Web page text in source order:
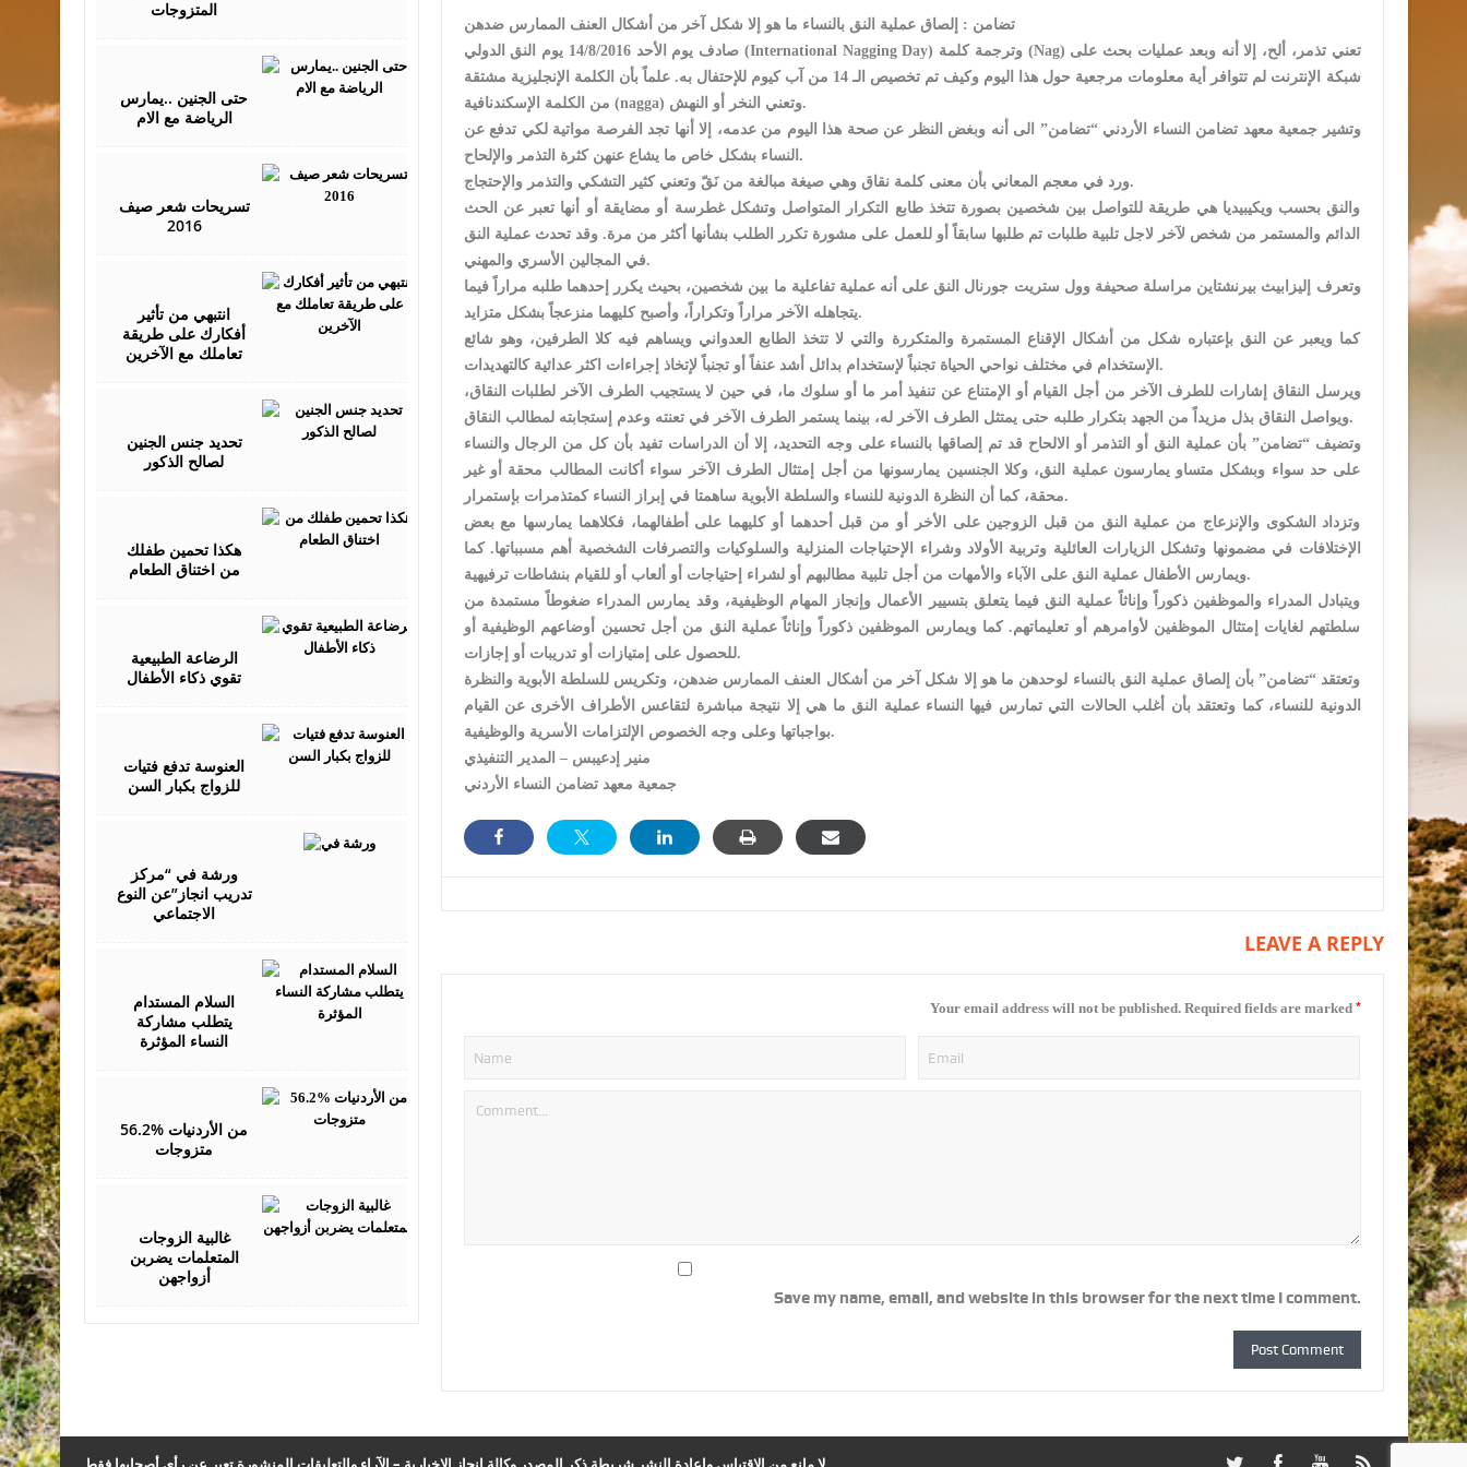
تضامن : إلصاق عملية النق بالنساء ما هو إلا شكل آخر من أشكال العنف الممارس ضدهن
صادف يوم الأحد 14/8/2016 يوم النق الدولي (International Nagging Day) وترجمة كلمة (Nag) تعني تذمر، ألح، إلا أنه وبعد عمليات بحث على
شبكة الإنترنت لم تتوافر أية معلومات مرجعية حول هذا اليوم وكيف تم تخصيص الـ 14 من آب كيوم للإحتفال به. علماً بأن الكلمة الإنجليزية مشتقة
من الكلمة الإسكندنافية (nagga) وتعني النخر أو النهش.
وتشير جمعية معهد تضامن النساء الأردني “تضامن” الى أنه وبغض النظر عن صحة هذا اليوم من عدمه، إلا أنها تجد الفرصة مواتية لكي تدفع عن
النساء بشكل خاص ما يشاع عنهن كثرة التذمر والإلحاح.
ورد في معجم المعاني بأن معنى كلمة نقاق وهي صيغة مبالغة من نَقّ وتعني كثير التشكي والتذمر والإحتجاج.
والنق بحسب ويكيبيديا هي طريقة للتواصل بين شخصين بصورة تتخذ طابع التكرار المتواصل وتشكل غطرسة أو مضايقة أو أنها تعبر عن الحث
الدائم والمستمر من شخص لآخر لاجل تلبية طلبات تم طلبها سابقاً أو للعمل على مشورة تكرر الطلب بشأنها أكثر من مرة. وقد تحدث عملية النق
في المجالين الأسري والمهني.
وتعرف إليزابيث بيرنشتاين مراسلة صحيفة وول ستريت جورنال النق على أنه عملية تفاعلية ما بين شخصين، بحيث يكرر إحدهما طلبه مراراً فيما
يتجاهله الآخر مراراً وتكراراً، وأصبح كليهما منزعجاً بشكل متزايد.
كما ويعبر عن النق بإعتباره شكل من أشكال الإقناع المستمرة والمتكررة والتي لا تتخذ الطابع العدواني ويساهم فيه كلا الطرفين، وهو شائع
الإستخدام في مختلف نواحي الحياة تجنباً لإستخدام بدائل أشد عنفاً أو تجنباً لإتخاذ إجراءات اكثر عدائية كالتهديدات.
ويرسل النقاق إشارات للطرف الآخر من أجل القيام أو الإمتناع عن تنفيذ أمر ما أو سلوك ما، في حين لا يستجيب الطرف الآخر لطلبات النقاق،
ويواصل النقاق بذل مزيداً من الجهد بتكرار طلبه حتى يمتثل الطرف الآخر له، بينما يستمر الطرف الآخر في تعنته وعدم إستجابته لمطالب النقاق.
وتضيف “تضامن” بأن عملية النق أو التذمر أو الالحاح قد تم إلصاقها بالنساء على وجه التحديد، إلا أن الدراسات تفيد بأن كل من الرجال والنساء
على حد سواء وبشكل متساو يمارسون عملية النق، وكلا الجنسين يمارسونها من أجل إمتثال الطرف الآخر سواء أكانت المطالب محقة أو غير
محقة، كما أن النظرة الدونية للنساء والسلطة الأبوية ساهمتا في إبراز النساء كمتذمرات بإستمرار.
وتزداد الشكوى والإنزعاج من عملية النق من قبل الزوجين على الأخر أو من قبل أحدهما أو كليهما على أطفالهما، فكلاهما يمارسها مع بعض
الإختلافات في مضمونها وتشكل الزيارات العائلية وتربية الأولاد وشراء الإحتياجات المنزلية والسلوكيات والتصرفات الشخصية أهم مسبباتها. كما
ويمارس الأطفال عملية النق على الآباء والأمهات من أجل تلبية مطالبهم أو لشراء إحتياجات أو ألعاب أو للقيام بنشاطات ترفيهية.
ويتبادل المدراء والموظفين ذكوراً وإناثاً عملية النق فيما يتعلق بتسيير الأعمال وإنجاز المهام الوظيفية، وقد يمارس المدراء ضغوطاً مستمدة من
سلطتهم لغايات إمتثال الموظفين لأوامرهم أو تعليماتهم. كما ويمارس الموظفين ذكوراً وإناثاً عملية النق من أجل تحسين أوضاعهم الوظيفية أو
للحصول على إمتيازات أو تدريبات أو إجازات.
وتعتقد “تضامن” بأن إلصاق عملية النق بالنساء لوحدهن ما هو إلا شكل آخر من أشكال العنف الممارس ضدهن، وتكريس للسلطة الأبوية والنظرة
الدونية للنساء، كما وتعتقد بأن أغلب الحالات التي تمارس فيها النساء عملية النق ما هي إلا نتيجة مباشرة لتقاعس الأطراف الأخرى عن القيام
بواجباتها وعلى وجه الخصوص الإلتزامات الأسرية والوظيفية.
منير إدعيبس – المدير التنفيذي
جمعية معهد تضامن النساء الأردني
LEAVE A REPLY
Your email address will not be published. Required fields are marked *
Save my name, email, and website in this browser for the next time I comment.
المتزوجات
حتى الجنين ..يمارس
الرياضة مع الام
تسريحات شعر صيف
2016
انتبهي من تأثير
أفكارك على طريقة
تعاملك مع الآخرين
تحديد جنس الجنين
لصالح الذكور
هكذا تحمين طفلك
من اختناق الطعام
الرضاعة الطبيعية
تقوي ذكاء الأطفال
العنوسة تدفع فتيات
للزواج بكبار السن
ورشة في “مركز
تدريب انجاز”عن النوع
الاجتماعي
السلام المستدام
يتطلب مشاركة
النساء المؤثرة
56.2% من الأردنيات
متزوجات
غالبية الزوجات
المتعلمات يضربن
أزواجهن